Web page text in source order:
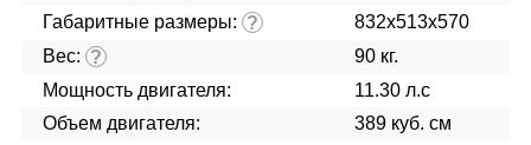
Габаритные размеры: ?
832х513х570
Вес: ?
90 кг.
Мощность двигателя:
11.30 л.с
Объем двигателя:
389 куб. см